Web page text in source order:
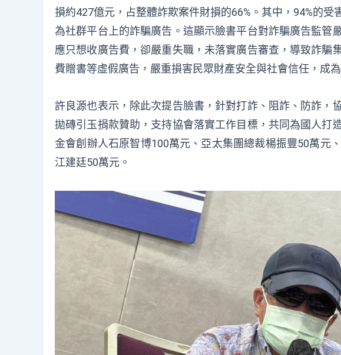
損約427億元，占整體詐欺案件財損的66%。其中，94%的
為社群平台上的詐騙廣告。這顯示臉書平台對詐騙廣告監管
應只想收廣告費，卻嚴重失職，未落實廣告審查，導致詐騙
費贈書等虛假廣告，嚴重損害民眾財產安全與社會信任，成
許良源也表示，除此次提告臉書，針對打詐、阻詐、防詐，
拋磚引玉捐款贊助，支持協會落實工作目標，共同為國人打
金會創辦人石原智博100萬元、亞太集團總裁楊振豐50萬元
江建廷50萬元。